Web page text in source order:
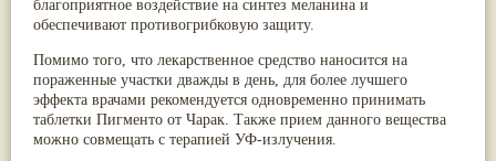
благоприятное воздействие на синтез меланина и
обеспечивают противогрибковую защиту.
Помимо того, что лекарственное средство наносится на
пораженные участки дважды в день, для более лучшего
эффекта врачами рекомендуется одновременно принимать
таблетки Пигменто от Чарак. Также прием данного вещества
можно совмещать с терапией УФ-излучения.
Жасмин(8)
Каранджа(8)
Кутаки (8)
Мята(8)
Пушкара(8)
more...